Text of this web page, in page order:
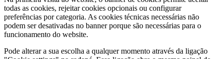
todas as cookies, rejeitar cookies opcionais ou configurar
preferências por categoria. As cookies técnicas necessárias não
podem ser desativadas no banner porque são necessárias para o
funcionamento do website.
Pode alterar a sua escolha a qualquer momento através da ligação